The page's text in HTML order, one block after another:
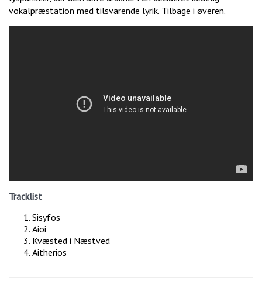
vokalpræstation med tilsvarende lyrik. Tilbage i øveren.
Tracklist
Sisyfos
Aioi
Kvæsted i Næstved
Aitherios